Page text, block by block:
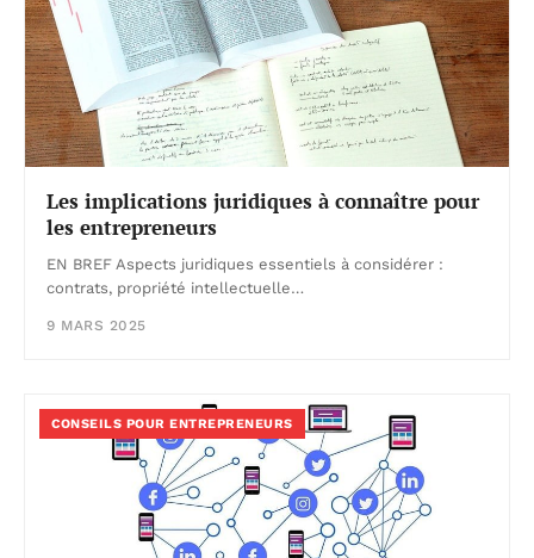
Les implications juridiques à connaître pour
les entrepreneurs
EN BREF Aspects juridiques essentiels à considérer :
contrats, propriété intellectuelle…
9 MARS 2025
CONSEILS POUR ENTREPRENEURS